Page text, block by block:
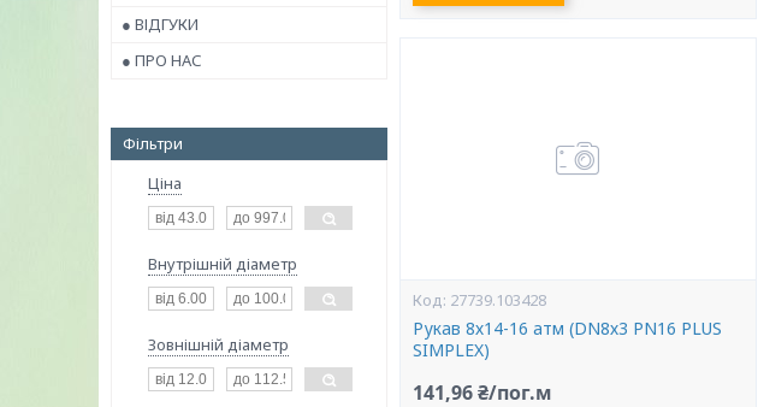
● ВІДГУКИ
● ПРО НАС
Фільтри
Ціна
Внутрішній діаметр
Зовнішній діаметр
27739.103428
Рукав 8х14-16 атм (DN8х3 PN16 PLUS
SIMPLEX)
141,96 ₴/пог.м